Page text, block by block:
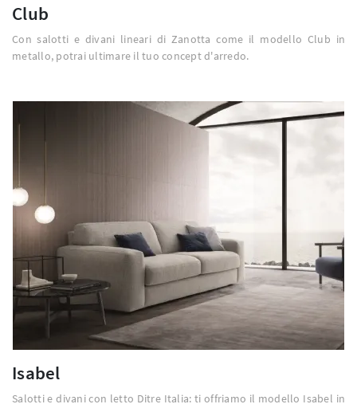
Club
Con salotti e divani lineari di Zanotta come il modello Club in
metallo, potrai ultimare il tuo concept d'arredo.
Isabel
Salotti e divani con letto Ditre Italia: ti offriamo il modello Isabel in